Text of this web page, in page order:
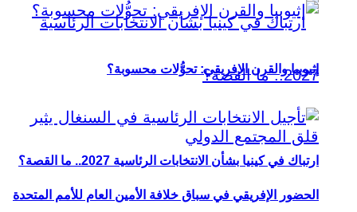
ارتباك في كينيا بشأن الانتخابات الرئاسية 2027.. ما القصة؟
إثيوبيا والقرن الإفريقي: تحوُّلات محسوبة؟
الحضور الإفريقي في سباق خلافة الأمين العام للأمم المتحدة